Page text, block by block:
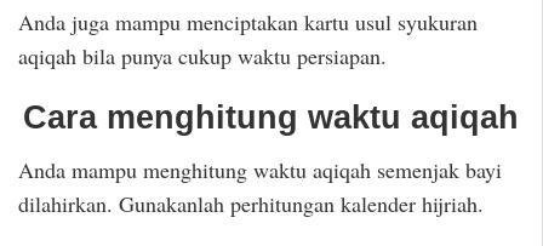
Anda juga mampu menciptakan kartu usul syukuran
aqiqah bila punya cukup waktu persiapan.
Cara menghitung waktu aqiqah
Anda mampu menghitung waktu aqiqah semenjak bayi
dilahirkan. Gunakanlah perhitungan kalender hijriah.